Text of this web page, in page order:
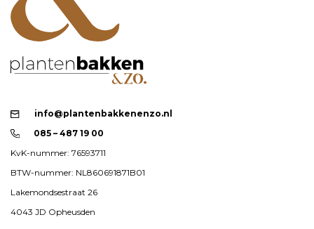
info@plantenbakkenenzo.nl
085 – 487 19 00
KvK-nummer: 76593711
BTW-nummer: NL860691871B01
Lakemondsestraat 26
4043 JD Opheusden